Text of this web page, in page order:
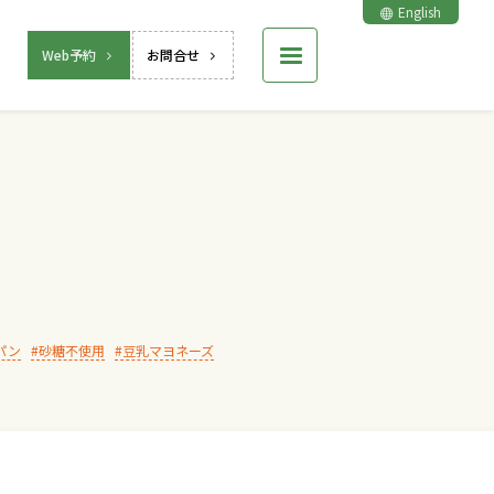
Web予約 お問合せ
English
ン 砂糖不使用 豆乳マヨネーズ